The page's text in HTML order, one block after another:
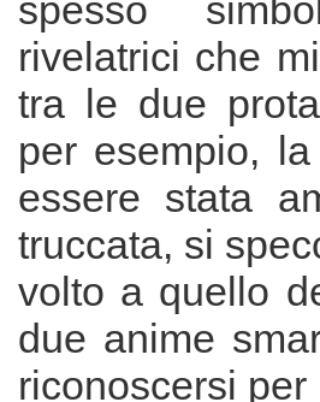
spesso
rivelatrici che
tra le due
per esempio,
essere stata
truccata, si
volto a quello
due anime
riconoscersi